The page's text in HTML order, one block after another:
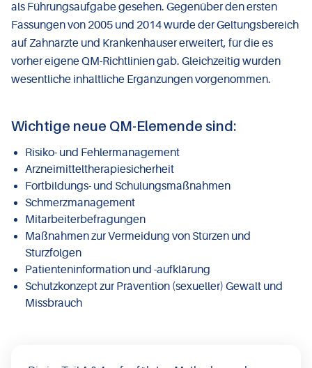
als Führungsaufgabe gesehen. Gegenüber den ersten
Fassungen von 2005 und 2014 wurde der Geltungsbereich
auf Zahnärzte und Krankenhäuser erweitert, für die es
vorher eigene QM-Richtlinien gab. Gleichzeitig wurden
wesentliche inhaltliche Ergänzungen vorgenommen.
Wichtige neue QM-Elemende sind:
Risiko- und Fehlermanagement
Arzneimitteltherapiesicherheit
Fortbildungs- und Schulungsmaßnahmen
Schmerzmanagement
Mitarbeiterbefragungen
Maßnahmen zur Vermeidung von Stürzen und
Sturzfolgen
Patienteninformation und -aufklärung
Schutzkonzept zur Prävention (sexueller) Gewalt und
Missbrauch